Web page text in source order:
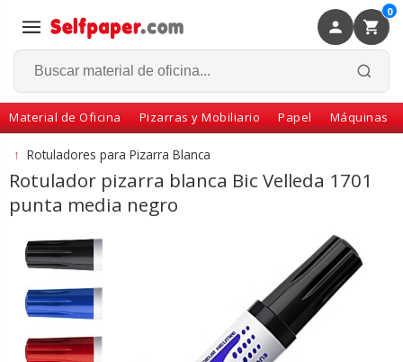
0
Material de Oficina Pizarras y Mobiliario Papel Máquinas
Volver
↑ Rotuladores para Pizarra Blanca
Rotulador pizarra blanca Bic Velleda 1701
punta media negro